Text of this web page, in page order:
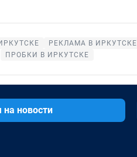
РЕКЛАМА В ИРКУТСКЕ
ПРОБКИ В ИРКУТСКЕ
на новости